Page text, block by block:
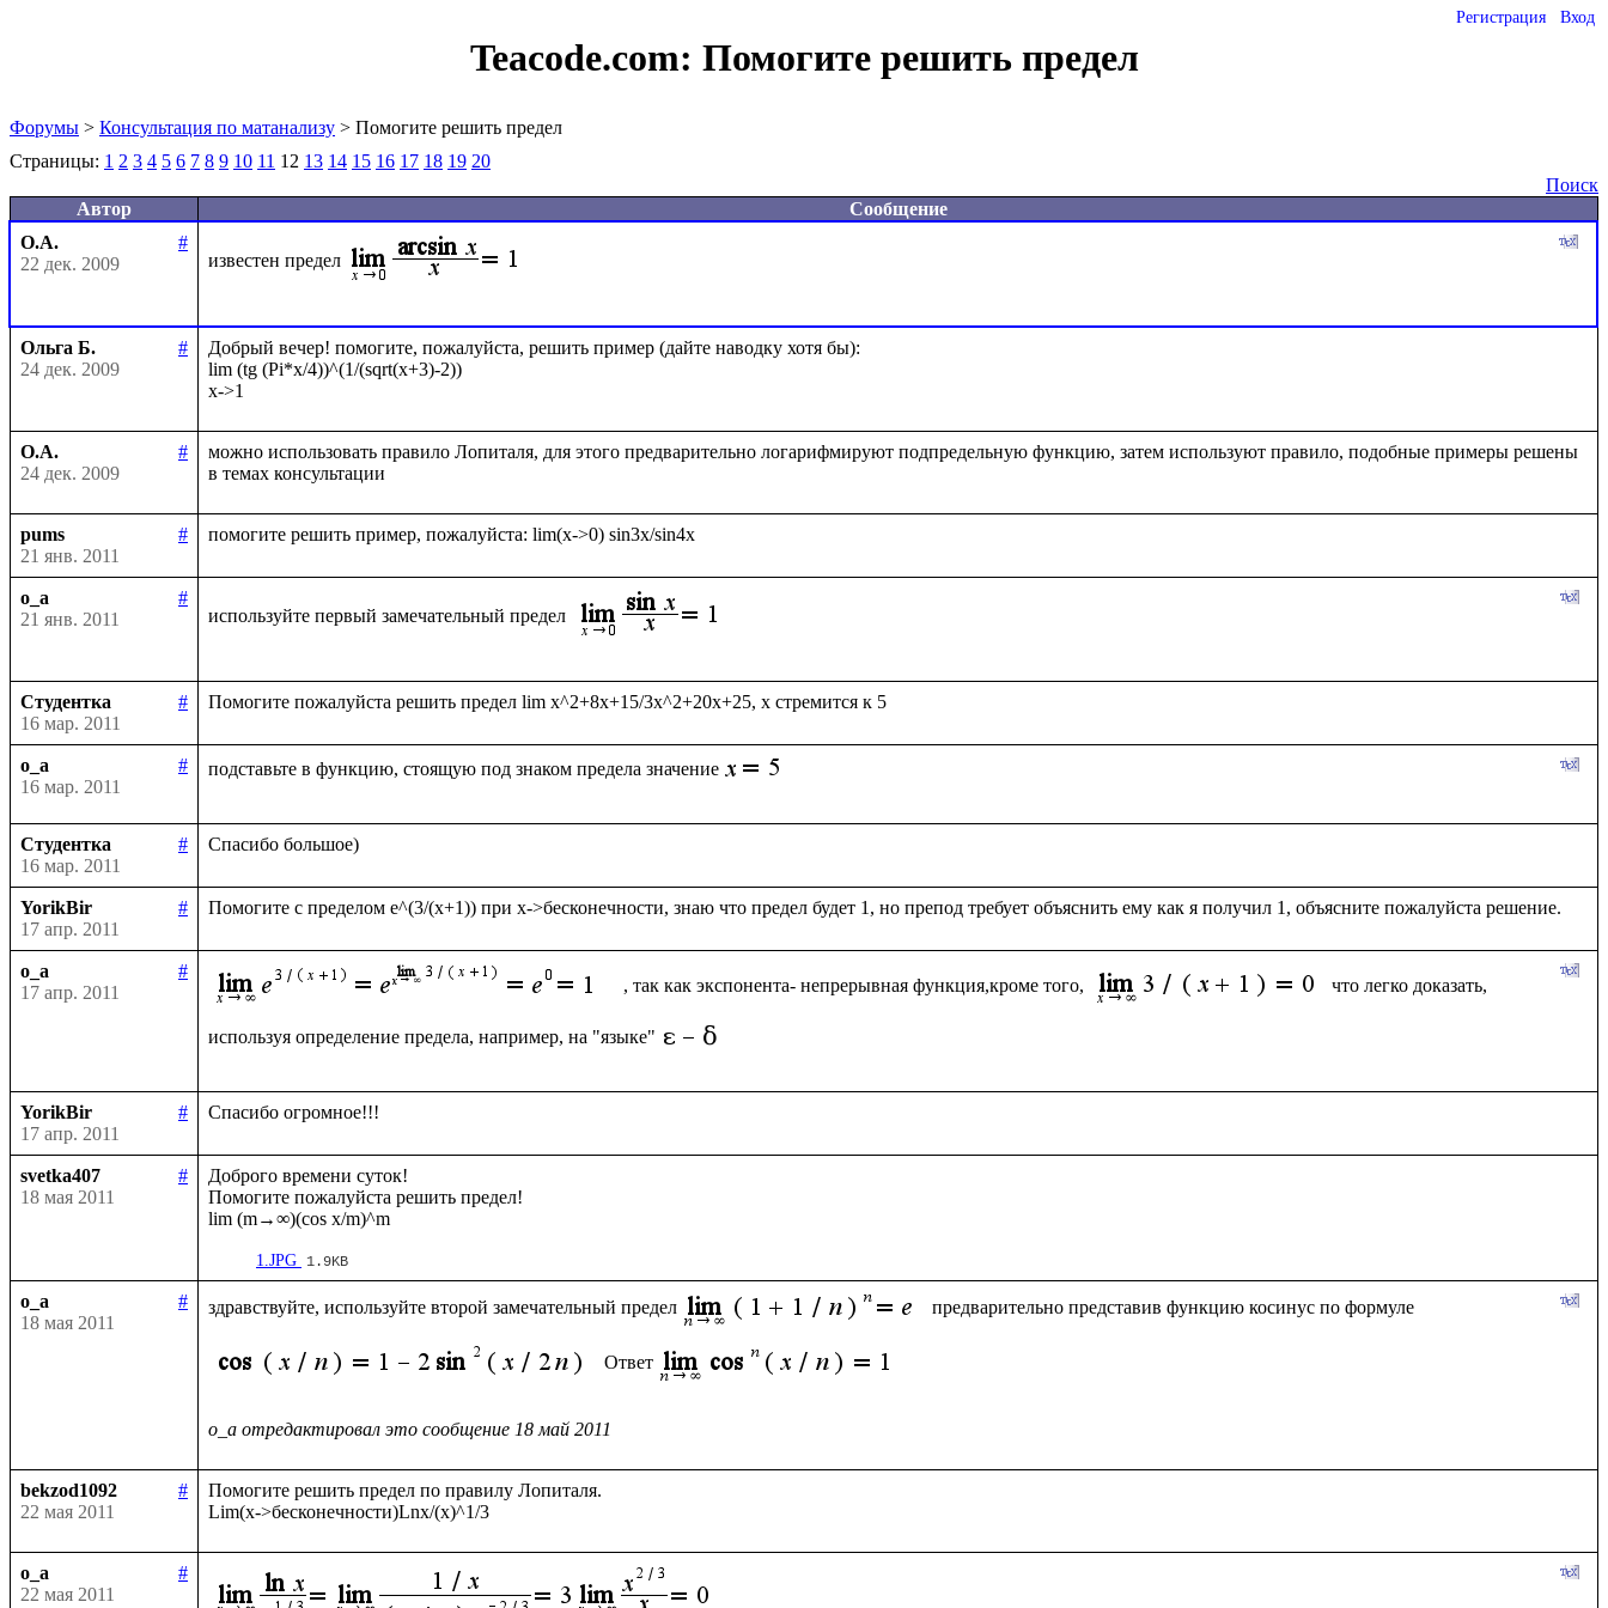
Регистрация Вход
Teacode.com: Помогите решить предел
Форумы > Консультация по матанализу > Помогите решить предел
Страницы: 1 2 3 4 5 6 7 8 9 10 11 12 13 14 15 16 17 18 19 20
Поиск
Автор
Сообщение
О.А.
#
22 дек. 2009
известен предел
Ольга Б.
#
24 дек. 2009
Добрый вечер! помогите, пожалуйста, решить пример (дайте наводку хотя бы):
lim (tg (Pi*x/4))^(1/(sqrt(x+3)-2))
О.А.
#
24 дек. 2009
можно использовать правило Лопиталя, для этого предварительно логарифмируют подпредельную функцию, затем используют правило, подобные примеры решены
pums
#
21 янв. 2011
o_a
#
21 янв. 2011
используйте первый замечательный предел
Студентка
#
16 мар. 2011
o_a
#
16 мар. 2011
подставьте в функцию, стоящую под знаком предела значение
Студентка
#
16 мар. 2011
YorikBir
#
17 апр. 2011
o_a
#
17 апр. 2011
, так как экспонента- непрерывная функция,кроме того, что легко доказать,
используя определение предела, например, на "языке"
YorikBir
#
17 апр. 2011
svetka407
#
18 мая 2011
Доброго времени суток!
Помогите пожалуйста решить предел!
1.JPG 1.9KB
o_a
#
18 мая 2011
здравствуйте, используйте второй замечательный предел предварительно представив функцию косинус по формуле
Ответ
o_a отредактировал это сообщение 18 май 2011
bekzod1092
#
22 мая 2011
Помогите решить предел по правилу Лопиталя.
o_a
#
22 мая 2011